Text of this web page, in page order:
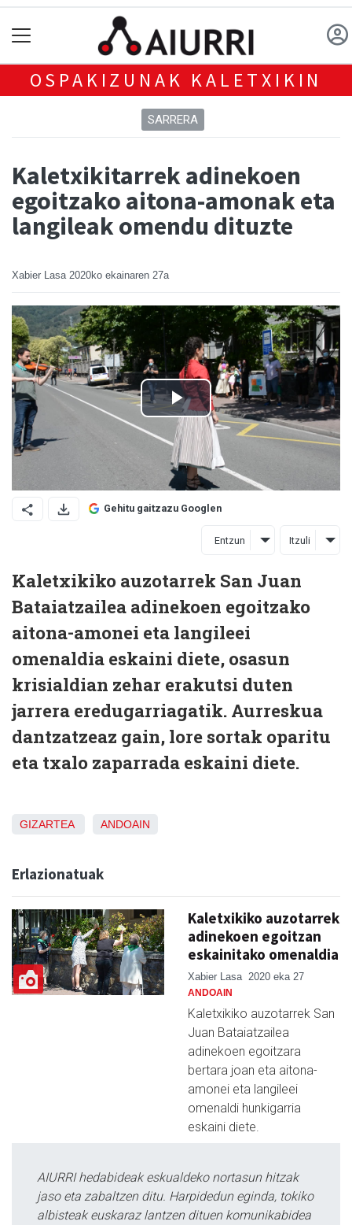
OSPAKIZUNAK KALETXIKIN
SARRERA
Kaletxikitarrek adinekoen
egoitzako aitona-amonak eta
langileak omendu dituzte
Xabier Lasa 2020ko ekainaren 27a
Gehitu gaitzazu Googlen
Entzun Itzuli
Kaletxikiko auzotarrek San Juan
Bataiatzailea adinekoen egoitzako
aitona-amonei eta langileei
omenaldia eskaini diete, osasun
krisialdian zehar erakutsi duten
jarrera eredugarriagatik. Aurreskua
dantzatzeaz gain, lore sortak oparitu
eta txalo zaparrada eskaini diete.
GIZARTEA ANDOAIN
Erlazionatuak
Kaletxikiko auzotarrek
adinekoen egoitzan
eskainitako omenaldia
Xabier Lasa 2020 eka 27
ANDOAIN
Kaletxikiko auzotarrek San
Juan Bataiatzailea
adinekoen egoitzara
bertara joan eta aitona-
amonei eta langileei
omenaldi hunkigarria
eskaini diete.
AIURRI hedabideak eskualdeko nortasun hitzak
jaso eta zabaltzen ditu. Harpidedun eginda, tokiko
albisteak euskaraz lantzen dituen komunikabidea